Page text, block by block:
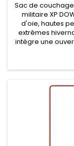
Sac de couchage
militaire XP
d'oie, hautes
extrêmes
intègre une
idéal en